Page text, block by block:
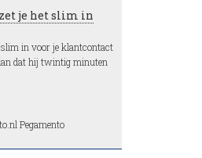
je het slim in
slim in voor je klantcontact
dat hij twintig minuten
Pegamento